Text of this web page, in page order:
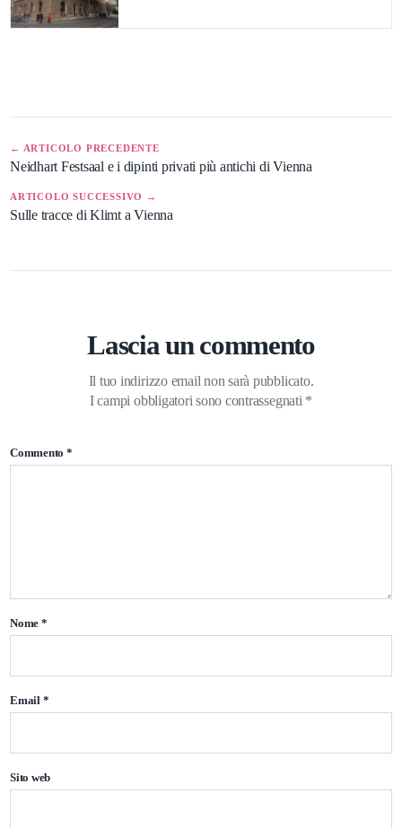
← ARTICOLO PRECEDENTE
Neidhart Festsaal e i dipinti privati più antichi di Vienna
ARTICOLO SUCCESSIVO →
Sulle tracce di Klimt a Vienna
Lascia un commento
Il tuo indirizzo email non sarà pubblicato.
I campi obbligatori sono contrassegnati *
Commento *
Nome *
Email *
Sito web